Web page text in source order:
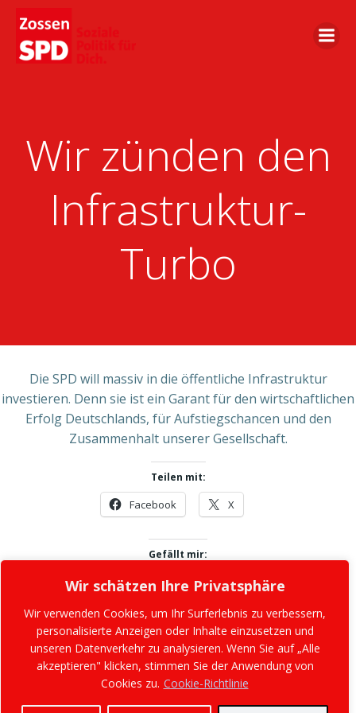
Wir schätzen Ihre Privatsphäre
Wir verwenden Cookies, um Ihr Surferlebnis zu verbessern,
personalisierte Anzeigen oder Inhalte einzusetzen und
unseren Datenverkehr zu analysieren. Wenn Sie auf „Alle
akzeptieren" klicken, stimmen Sie der Anwendung von
Cookies zu. Cookie-Richtlinie
Wir zünden den
Infrastruktur-
Turbo
Die SPD will massiv in die öffentliche Infrastruktur
investieren. Denn sie ist ein Garant für den wirtschaftlichen
Erfolg Deutschlands, für Aufstiegschancen und den
Zusammenhalt unserer Gesellschaft.
Teilen mit:
Facebook X
Gefällt mir:
© 2026 SPD Zossen. Created for free using
WordPress andColibri